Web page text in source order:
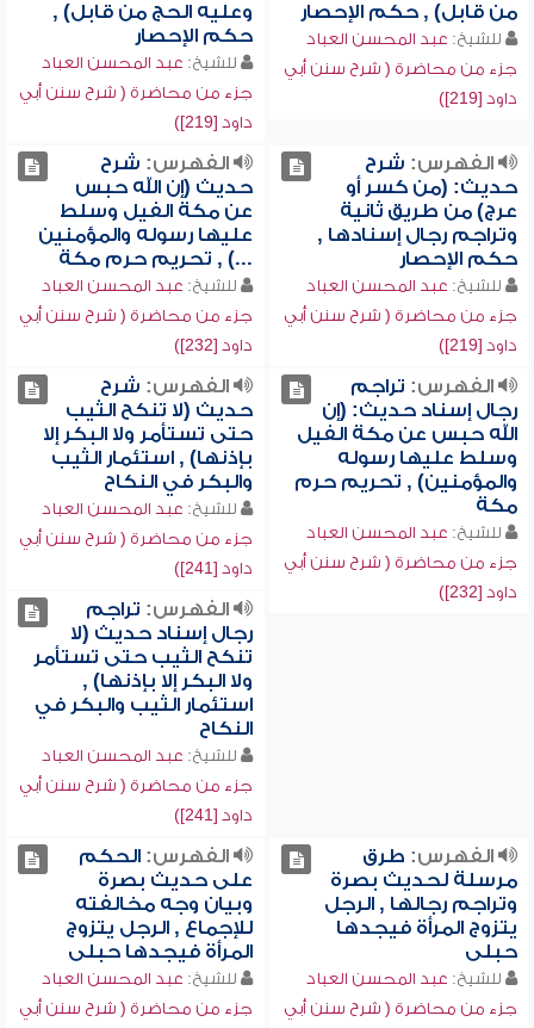
من قابل) , حكم الإحصار
للشيخ: عبد المحسن العباد
جزء من محاضرة ( شرح سنن أبي
داود [219])
وعليه الحج من قابل) ,
حكم الإحصار
للشيخ: عبد المحسن العباد
جزء من محاضرة ( شرح سنن أبي
داود [219])
الفهرس: شرح
حديث: (من كسر أو
عرج) من طريق ثانية
وتراجم رجال إسنادها ,
حكم الإحصار
للشيخ: عبد المحسن العباد
جزء من محاضرة ( شرح سنن أبي
داود [219])
الفهرس: شرح
حديث (إن الله حبس
عن مكة الفيل وسلط
عليها رسوله والمؤمنين
...) , تحريم حرم مكة
للشيخ: عبد المحسن العباد
جزء من محاضرة ( شرح سنن أبي
داود [232])
الفهرس: تراجم
رجال إسناد حديث: (إن
الله حبس عن مكة الفيل
وسلط عليها رسوله
والمؤمنين) , تحريم حرم
مكة
للشيخ: عبد المحسن العباد
جزء من محاضرة ( شرح سنن أبي
داود [232])
الفهرس: شرح
حديث (لا تنكح الثيب
حتى تستأمر ولا البكر إلا
بإذنها) , استئمار الثيب
والبكر في النكاح
للشيخ: عبد المحسن العباد
جزء من محاضرة ( شرح سنن أبي
داود [241])
الفهرس: تراجم
رجال إسناد حديث (لا
تنكح الثيب حتى تستأمر
ولا البكر إلا بإذنها) ,
استئمار الثيب والبكر في
النكاح
للشيخ: عبد المحسن العباد
جزء من محاضرة ( شرح سنن أبي
داود [241])
الفهرس: طرق
مرسلة لحديث بصرة
وتراجم رجالها , الرجل
يتزوج المرأة فيجدها
حبلى
للشيخ: عبد المحسن العباد
جزء من محاضرة ( شرح سنن أبي
الفهرس:الحكم
على حديث بصرة
وبيان وجه مخالفته
للإجماع , الرجل يتزوج
المرأة فيجدها حبلى
للشيخ: عبد المحسن العباد
جزء من محاضرة ( شرح سنن أبي